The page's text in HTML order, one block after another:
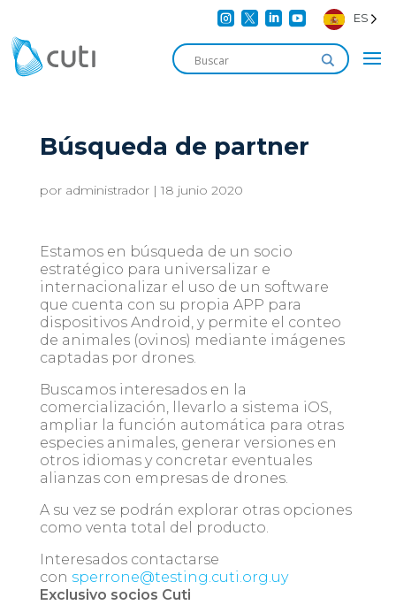
    ES
Búsqueda de partner
por administrador|18 junio 2020
Estamos en búsqueda de un socio
estratégico para universalizar e
internacionalizar el uso de un software
que cuenta con su propia APP para
dispositivos Android, y permite el conteo
de animales (ovinos) mediante imágenes
captadas por drones.
Buscamos interesados en la
comercialización, llevarlo a sistema iOS,
ampliar la función automática para otras
especies animales, generar versiones en
otros idiomas y concretar eventuales
alianzas con empresas de drones.
A su vez se podrán explorar otras opciones
como venta total del producto.
Interesados contactarse
con sperrone@testing.cuti.org.uy
Exclusivo socios Cuti